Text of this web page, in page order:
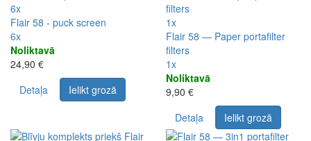
6x
Flair 58 - puck screen
6x
Noliktavā
24,90 €
Detaļa
Ielikt grozā
1x
Flair 58 — Paper portafilter
filters
1x
Noliktavā
9,90 €
Detaļa
Ielikt grozā